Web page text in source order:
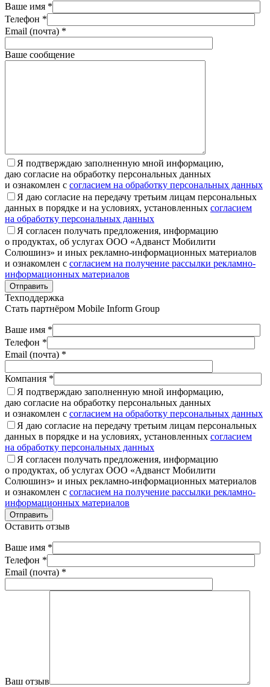
Ваше имя *
Телефон *
Email (почта) *
Ваше сообщение
Я подтверждаю заполненную мной информацию,
даю согласие на обработку персональных данных
и ознакомлен с согласием на обработку персональных данных
Я даю согласие на передачу третьим лицам персональных
данных в порядке и на условиях, установленных согласием
на обработку персональных данных
Я согласен получать предложения, информацию
о продуктах, об услугах ООО «Адванст Мобилити
Солюшинз» и иных рекламно-информационных материалов
и ознакомлен с согласием на получение рассылки рекламно-
информационных материалов
Отправить
Техподдержка
Стать партнёром Mobile Inform Group
Ваше имя *
Телефон *
Email (почта) *
Компания *
Я подтверждаю заполненную мной информацию,
даю согласие на обработку персональных данных
и ознакомлен с согласием на обработку персональных данных
Я даю согласие на передачу третьим лицам персональных
данных в порядке и на условиях, установленных согласием
на обработку персональных данных
Я согласен получать предложения, информацию
о продуктах, об услугах ООО «Адванст Мобилити
Солюшинз» и иных рекламно-информационных материалов
и ознакомлен с согласием на получение рассылки рекламно-
информационных материалов
Отправить
Оставить отзыв
Ваше имя *
Телефон *
Email (почта) *
Ваш отзыв